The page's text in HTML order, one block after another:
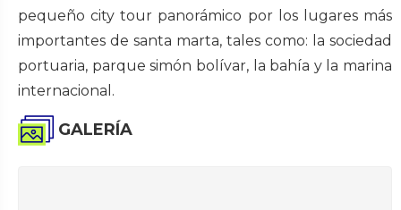
pequeño city tour panorámico por los lugares más
importantes de santa marta, tales como: la sociedad
portuaria, parque simón bolívar, la bahía y la marina
internacional.
GALERÍA